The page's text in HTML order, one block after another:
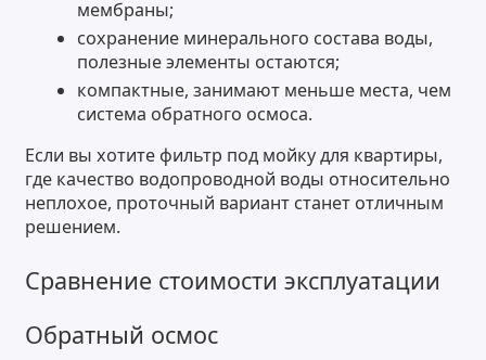
мембраны;
сохранение минерального состава воды,
полезные элементы остаются;
компактные, занимают меньше места, чем
система обратного осмоса.
Если вы хотите фильтр под мойку для квартиры,
где качество водопроводной воды относительно
неплохое, проточный вариант станет отличным
решением.
Сравнение стоимости эксплуатации
Обратный осмос